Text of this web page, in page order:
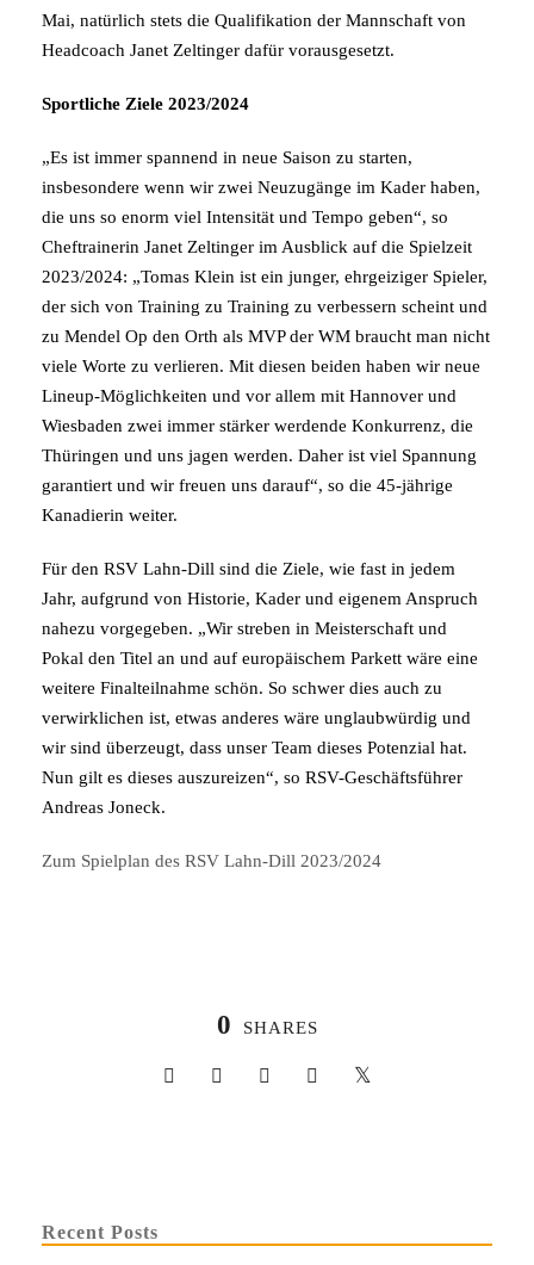
Mai, natürlich stets die Qualifikation der Mannschaft von
Headcoach Janet Zeltinger dafür vorausgesetzt.
Sportliche Ziele 2023/2024
„Es ist immer spannend in neue Saison zu starten,
insbesondere wenn wir zwei Neuzugänge im Kader haben,
die uns so enorm viel Intensität und Tempo geben“, so
Cheftrainerin Janet Zeltinger im Ausblick auf die Spielzeit
2023/2024: „Tomas Klein ist ein junger, ehrgeiziger Spieler,
der sich von Training zu Training zu verbessern scheint und
zu Mendel Op den Orth als MVP der WM braucht man nicht
viele Worte zu verlieren. Mit diesen beiden haben wir neue
Lineup-Möglichkeiten und vor allem mit Hannover und
Wiesbaden zwei immer stärker werdende Konkurrenz, die
Thüringen und uns jagen werden. Daher ist viel Spannung
garantiert und wir freuen uns darauf“, so die 45-jährige
Kanadierin weiter.
Für den RSV Lahn-Dill sind die Ziele, wie fast in jedem
Jahr, aufgrund von Historie, Kader und eigenem Anspruch
nahezu vorgegeben. „Wir streben in Meisterschaft und
Pokal den Titel an und auf europäischem Parkett wäre eine
weitere Finalteilnahme schön. So schwer dies auch zu
verwirklichen ist, etwas anderes wäre unglaubwürdig und
wir sind überzeugt, dass unser Team dieses Potenzial hat.
Nun gilt es dieses auszureizen“, so RSV-Geschäftsführer
Andreas Joneck.
Zum Spielplan des RSV Lahn-Dill 2023/2024
0 SHARES
Recent Posts